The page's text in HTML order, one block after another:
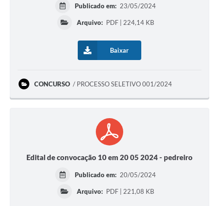
Publicado em: 23/05/2024
Arquivo: PDF | 224,14 KB
Baixar
CONCURSO PROCESSO SELETIVO 001/2024
Edital de convocação 10 em 20 05 2024 - pedreiro
Publicado em: 20/05/2024
Arquivo: PDF | 221,08 KB